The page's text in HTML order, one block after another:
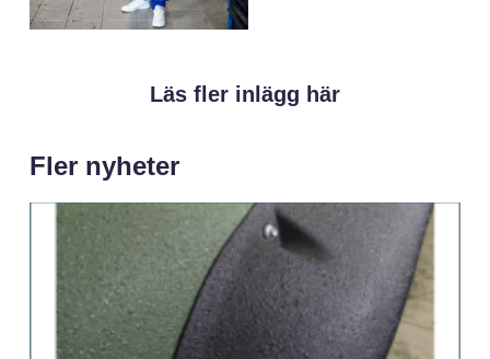
Läs fler inlägg här
Fler nyheter